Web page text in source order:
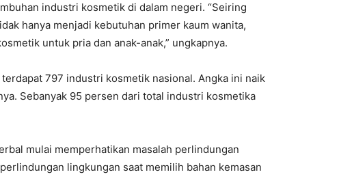
industri kosmetik di dalam negeri. “Seiring
hanya menjadi kebutuhan primer kaum wanita,
untuk pria dan anak-anak,” ungkapnya.
797 industri kosmetik nasional. Angka ini naik
Sebanyak 95 persen dari total industri kosmetika
mulai memperhatikan masalah perlindungan
lingkungan saat memilih bahan kemasan